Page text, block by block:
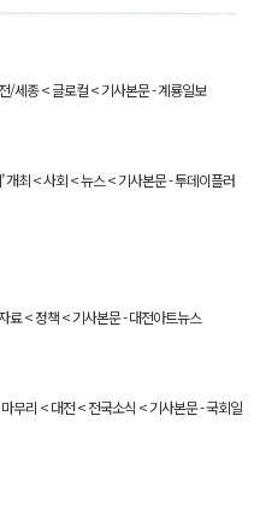
/세종 < 글로컬 < 기사본문 - 계룡일보
개최 < 사회 < 뉴스 < 기사본문 - 투데이플러
료 < 정책 < 기사본문 - 대전아트뉴스
무리 < 대전 < 전국소식 < 기사본문 - 국회일